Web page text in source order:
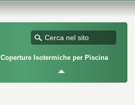
Coperture Isotermiche per Piscina